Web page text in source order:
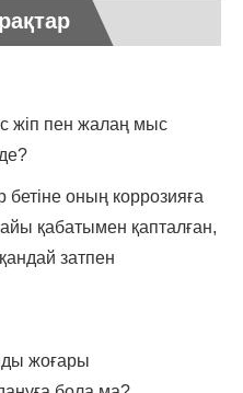
жіп пен жалаң мыс
оның коррозияға
қабатымен қапталған,
затпен
жоғары